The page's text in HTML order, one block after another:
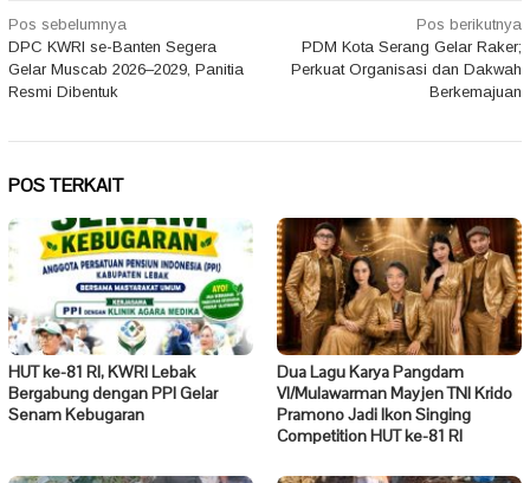
Navigasi
pos
Pos sebelumnya
DPC KWRI se-Banten Segera
Gelar Muscab 2026–2029, Panitia
Resmi Dibentuk
Pos berikutnya
PDM Kota Serang Gelar Raker;
Perkuat Organisasi dan Dakwah
Berkemajuan
POS TERKAIT
HUT ke-81 RI, KWRI Lebak
Bergabung dengan PPI Gelar
Senam Kebugaran
Dua Lagu Karya Pangdam
VI/Mulawarman Mayjen TNI Krido
Pramono Jadi Ikon Singing
Competition HUT ke-81 RI